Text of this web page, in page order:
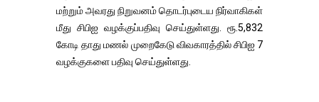
மற்றும் அவரது நிறுவனம் தொடர்புடைய நிர்வாகிகள்
மீது சிபிஐ வழக்குப்பதிவு செய்துள்ளது. ரூ.5,832
கோடி தாது மணல் முறைகேடு விவகாரத்தில் சிபிஐ 7
வழக்குகளை பதிவு செய்துள்ளது.